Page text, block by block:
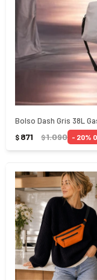
Bolso Dash Gris 38L
$ 871 $1.090 20